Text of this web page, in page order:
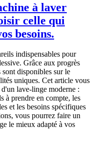
à laver
celle qui
besoins.
indispensables pour
Grâce aux progrès
disponibles sur le
uniques. Cet article vous
lave-linge moderne :
à prendre en compte, les
et les besoins spécifiques
vous pourrez faire un
le mieux adapté à vos